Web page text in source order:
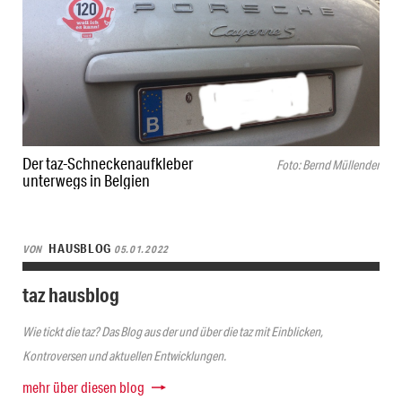
Der taz-Schneckenaufkleber
unterwegs in Belgien
Foto: Bernd Müllender
VON HAUSBLOG 05.01.2022
taz hausblog
Wie tickt die taz? Das Blog aus der und über die taz mit Einblicken,
Kontroversen und aktuellen Entwicklungen.
mehr über diesen blog